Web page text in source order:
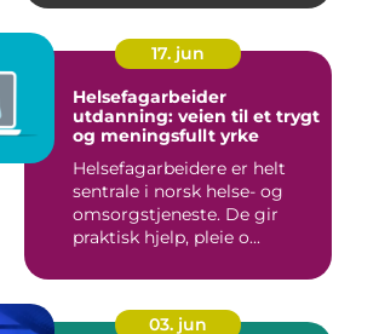
17. jun
Helsefagarbeider
utdanning: veien til et trygt
og meningsfullt yrke
Helsefagarbeidere er helt
sentrale i norsk helse- og
omsorgstjeneste. De gir
praktisk hjelp, pleie o...
03. jun